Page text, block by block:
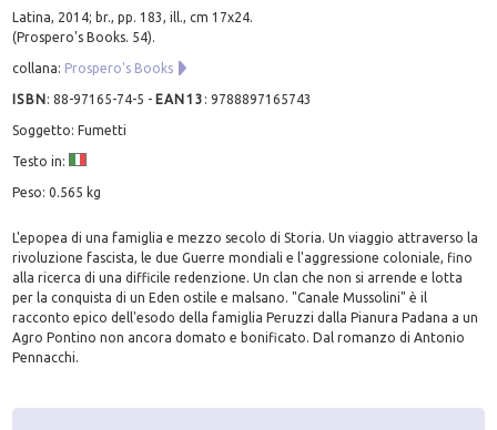
Latina, 2014; br., pp. 183, ill., cm 17x24.
(Prospero's Books. 54).
collana: Prospero's Books
ISBN:88-97165-74-5 - EAN13 :9788897165743
Soggetto: Fumetti
Testo in:
Peso: 0.565 kg
L'epopea di una famiglia e mezzo secolo di Storia. Un viaggio attraverso la
rivoluzione fascista, le due Guerre mondiali e l'aggressione coloniale, fino
alla ricerca di una difficile redenzione. Un clan che non si arrende e lotta
per la conquista di un Eden ostile e malsano. "Canale Mussolini" è il
racconto epico dell'esodo della famiglia Peruzzi dalla Pianura Padana a un
Agro Pontino non ancora domato e bonificato. Dal romanzo di Antonio
Pennacchi.